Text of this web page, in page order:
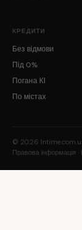
КРЕДИТИ
Без відмови
Під 0%
Погана КІ
По містах
© 2026 Intime.com.ua
Правова інформація